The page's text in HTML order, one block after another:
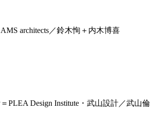
architects／鈴木恂＋内木博喜
Design Institute・武山設計／武山倫